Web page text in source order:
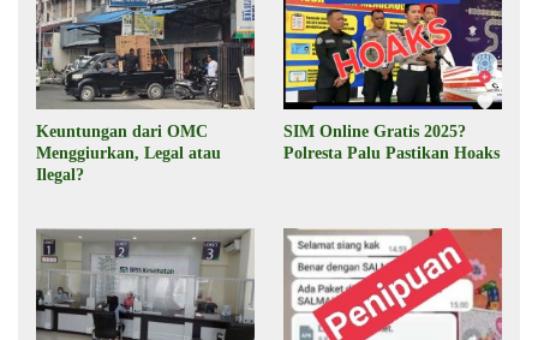
Keuntungan dari OMC
Menggiurkan, Legal atau
Ilegal?
SIM Online Gratis 2025?
Polresta Palu Pastikan Hoaks